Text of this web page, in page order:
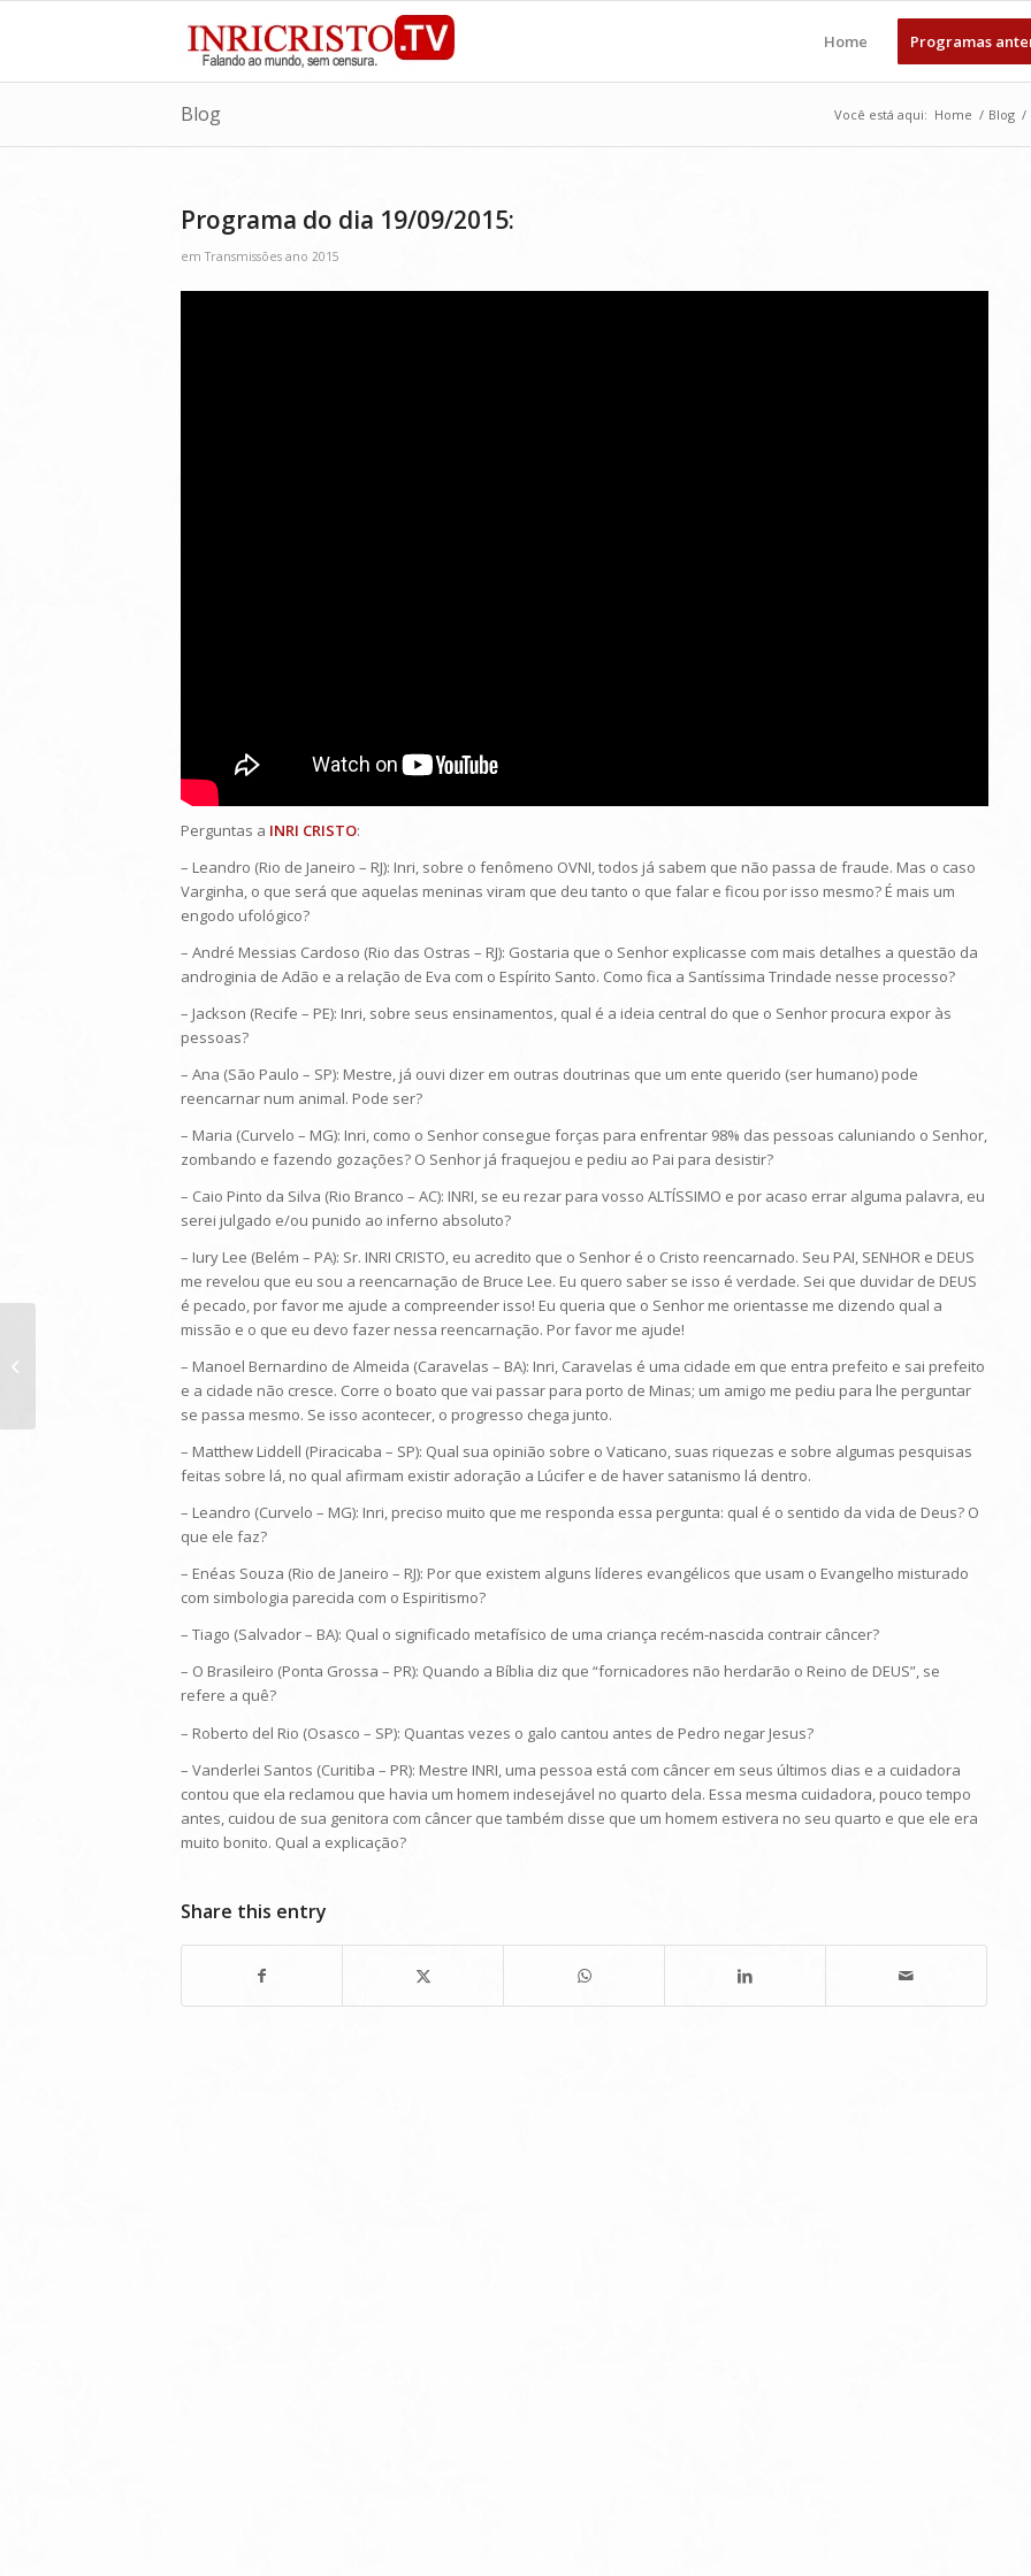
Home Programas
Blog Você está aqui: Home / Blog /
Programa do dia 19/09/2015:
emTransmissões ano 2015
Perguntas a INRI CRISTO:
– Leandro (Rio de Janeiro – RJ): Inri, sobre o fenômeno OVNI, todos já sabem que não passa de fraude. Mas o caso
Varginha, o que será que aquelas meninas viram que deu tanto o que falar e ficou por isso mesmo? É mais um
engodo ufológico?
– André Messias Cardoso (Rio das Ostras – RJ): Gostaria que o Senhor explicasse com mais detalhes a questão da
androginia de Adão e a relação de Eva com o Espírito Santo. Como fica a Santíssima Trindade nesse processo?
– Jackson (Recife – PE): Inri, sobre seus ensinamentos, qual é a ideia central do que o Senhor procura expor às
pessoas?
– Ana (São Paulo – SP): Mestre, já ouvi dizer em outras doutrinas que um ente querido (ser humano) pode
reencarnar num animal. Pode ser?
– Maria (Curvelo – MG): Inri, como o Senhor consegue forças para enfrentar 98% das pessoas caluniando o Senhor,
zombando e fazendo gozações? O Senhor já fraquejou e pediu ao Pai para desistir?
– Caio Pinto da Silva (Rio Branco – AC): INRI, se eu rezar para vosso ALTÍSSIMO e por acaso errar alguma palavra, eu
serei julgado e/ou punido ao inferno absoluto?
– Iury Lee (Belém – PA): Sr. INRI CRISTO, eu acredito que o Senhor é o Cristo reencarnado. Seu PAI, SENHOR e DEUS
me revelou que eu sou a reencarnação de Bruce Lee. Eu quero saber se isso é verdade. Sei que duvidar de DEUS
é pecado, por favor me ajude a compreender isso! Eu queria que o Senhor me orientasse me dizendo qual a
missão e o que eu devo fazer nessa reencarnação. Por favor me ajude!
– Manoel Bernardino de Almeida (Caravelas – BA): Inri, Caravelas é uma cidade em que entra prefeito e sai prefeito
e a cidade não cresce. Corre o boato que vai passar para porto de Minas; um amigo me pediu para lhe perguntar
se passa mesmo. Se isso acontecer, o progresso chega junto.
– Matthew Liddell (Piracicaba – SP): Qual sua opinião sobre o Vaticano, suas riquezas e sobre algumas pesquisas
feitas sobre lá, no qual afirmam existir adoração a Lúcifer e de haver satanismo lá dentro.
– Leandro (Curvelo – MG): Inri, preciso muito que me responda essa pergunta: qual é o sentido da vida de Deus? O
que ele faz?
– Enéas Souza (Rio de Janeiro – RJ): Por que existem alguns líderes evangélicos que usam o Evangelho misturado
com simbologia parecida com o Espiritismo?
– Tiago (Salvador – BA): Qual o significado metafísico de uma criança recém-nascida contrair câncer?
– O Brasileiro (Ponta Grossa – PR): Quando a Bíblia diz que “fornicadores não herdarão o Reino de DEUS”, se
refere a quê?
– Roberto del Rio (Osasco – SP): Quantas vezes o galo cantou antes de Pedro negar Jesus?
– Vanderlei Santos (Curitiba – PR): Mestre INRI, uma pessoa está com câncer em seus últimos dias e a cuidadora
contou que ela reclamou que havia um homem indesejável no quarto dela. Essa mesma cuidadora, pouco tempo
antes, cuidou de sua genitora com câncer que também disse que um homem estivera no seu quarto e que ele era
muito bonito. Qual a explicação?
Share this entry
Programa do dia 12/09/2015: